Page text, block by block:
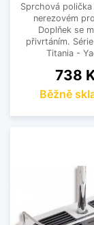
Sprchová
nerezovém
Doplňek se
přivrtáním.
Titania -
Cena
738
Běžně